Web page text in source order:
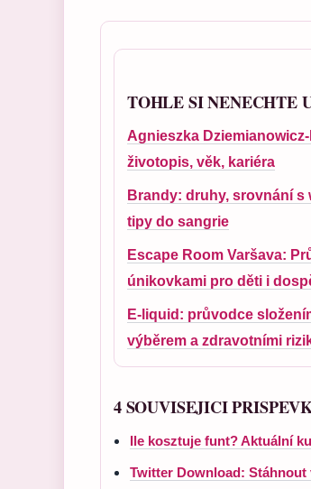
TOHLE SI NENECHTE
Agnieszka
životopis, věk, kariéra
Brandy: druhy, srovnání s
tipy do sangrie
Escape Room Varšava:
únikovkami pro děti i
E-liquid: průvodce
výběrem a zdravotními
4 SOUVISEJICI
Ile kosztuje funt? Aktuální
Twitter Download: Stáhnout